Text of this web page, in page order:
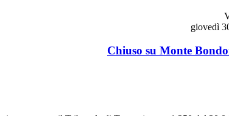
giovedì
Chiuso su Monte